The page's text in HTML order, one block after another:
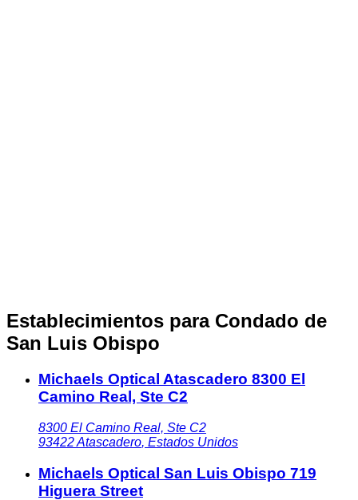
Establecimientos para Condado de
San Luis Obispo
Michaels Optical Atascadero 8300 El
Camino Real, Ste C2
8300 El Camino Real, Ste C2
93422Atascadero, Estados Unidos
Michaels Optical San Luis Obispo 719
Higuera Street